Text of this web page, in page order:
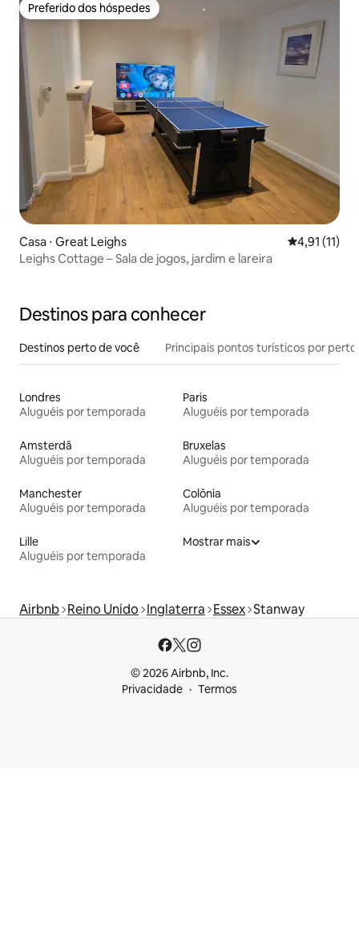
Preferido dos hóspedes
Preferido dos hóspedes
Casa ⋅ Great Leighs 4,91 de uma
4,91 (11)
Leighs Cottage – Sala de jogos, jardim e lareira
Destinos para conhecer
Destinos perto de você Principais pontos turísticos por perto
Londres
Aluguéis por temporada
Paris
Aluguéis por temporada
Amsterdã
Aluguéis por temporada
Bruxelas
Aluguéis por temporada
Manchester
Aluguéis por temporada
Colônia
Aluguéis por temporada
Lille
Aluguéis por temporada
Mostrar mais
Airbnb Reino Unido Inglaterra Essex Stanway
© 2026 Airbnb, Inc.
Privacidade
Termos